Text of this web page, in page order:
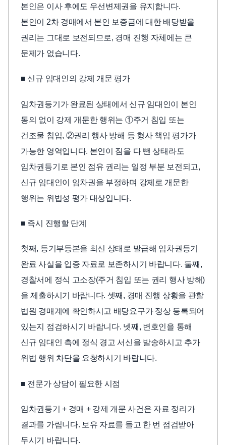
본인은 이사 후에도 우선변제권을 유지합니다.
본인이 2차 경매에서 본인 보증금에 대한 배당받을
권리는 그대로 보전되므로, 경매 진행 자체에는 큰
문제가 없습니다.
■ 신규 임대인의 강제 개문 평가
임차권등기가 완료된 상태에서 신규 임대인이 본인
동의 없이 강제 개문한 행위는 ①주거 침입 또는
건조물 침입, ②권리 행사 방해 등 형사 책임 평가가
가능한 영역입니다. 본인이 짐을 다 뺀 상태라도
임차권등기로 본인 점유 권리는 일정 부분 보전되고,
신규 임대인이 임차권을 부정하며 강제로 개문한
행위는 위법성 평가 대상입니다.
■ 즉시 진행할 단계
첫째, 등기부등본을 최신 상태로 발급해 임차권등기
완료 사실을 입증 자료로 보존하시기 바랍니다. 둘째,
경찰서에 정식 고소장(주거 침입 또는 권리 행사 방해)
을 제출하시기 바랍니다. 셋째, 경매 진행 상황을 관할
법원 경매계에 확인하시고 배당요구가 정상 등록되어
있는지 점검하시기 바랍니다. 넷째, 변호인을 통해
신규 임대인 측에 정식 경고 서신을 발송하시고 추가
위법 행위 차단을 요청하시기 바랍니다.
■ 전문가 상담이 필요한 시점
임차권등기 + 경매 + 강제 개문 사건은 자료 정리가
결과를 가립니다. 보유 자료를 들고 한 번 점검받아
두시기 바랍니다.